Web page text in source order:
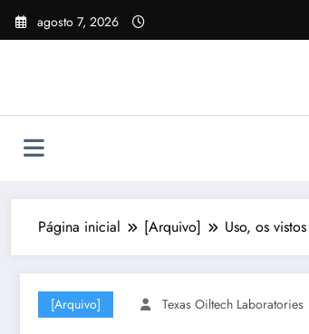
Pular
para
agosto 7, 2026
Página inicial [Arquivo] Uso, os
[Arquivo] Texas Oiltech Laboratories